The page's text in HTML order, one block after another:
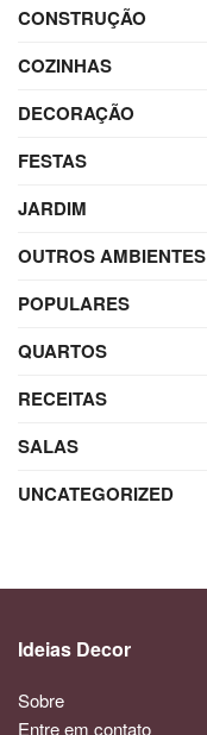
CONSTRUÇÃO
COZINHAS
DECORAÇÃO
FESTAS
JARDIM
OUTROS AMBIENTES
POPULARES
QUARTOS
RECEITAS
SALAS
UNCATEGORIZED
Ideias Decor
Sobre
Entre em contato